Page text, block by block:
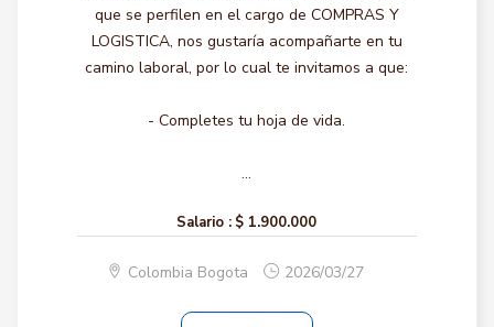
que se perfilen en el cargo de COMPRAS Y
LOGISTICA, nos gustaría acompañarte en tu
camino laboral, por lo cual te invitamos a que:
- Completes tu hoja de vida.
...
Salario : $ 1.900.000
Colombia Bogota 2026/03/27